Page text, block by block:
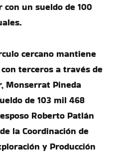
un sueldo de 100
cercano mantiene
terceros a través de
Monserrat Pineda
de 103 mil 468
Roberto Patlán
la Coordinación de
y Producción